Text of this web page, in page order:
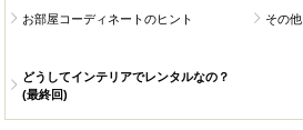
お部屋コーディネートのヒント その他
どうしてインテリアでレンタルなの？
(最終回)